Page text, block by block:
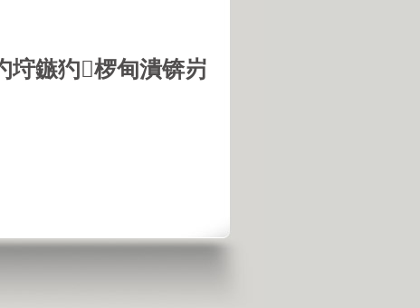
百年航母》
光
宇宙奥秘 宫殿 古墓
悬案
垨鏃犳椤甸潰锛岃